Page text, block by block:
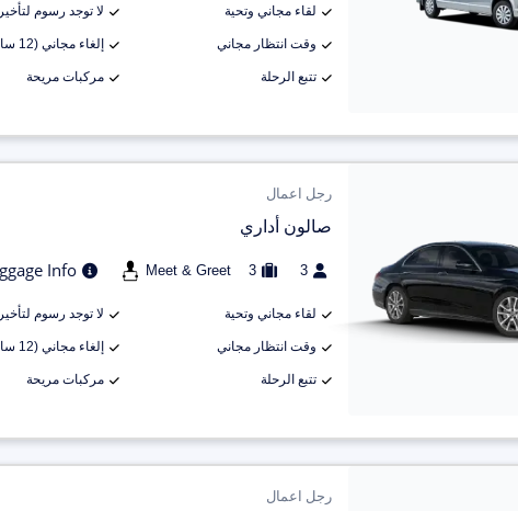
لقاء مجاني وتحية لا توجد رسوم
وقت انتظار مجاني إلغاء مجاني (12 ساعة)
تتبع الرحلة مركبات مريحة
رجل اعمال
صالون أداري
3
3
Meet & Greet
Info
لقاء مجاني وتحية لا توجد رسوم
وقت انتظار مجاني إلغاء مجاني (12 ساعة)
تتبع الرحلة مركبات مريحة
رجل اعمال